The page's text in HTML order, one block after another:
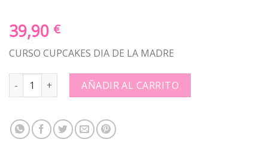
39,90 €
CURSO CUPCAKES DIA DE LA MADRE
CURSO CUPCAKES DIA DE LA MADRE: quantity
AÑADIR AL CARRITO